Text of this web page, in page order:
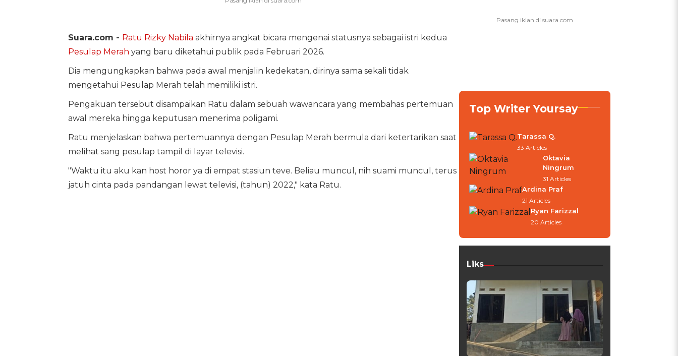
Suara.com - Ratu Rizky Nabila akhirnya angkat bicara mengenai statusnya sebagai istri kedua
Pesulap Merah yang baru diketahui publik pada Februari 2026.
Dia mengungkapkan bahwa pada awal menjalin kedekatan, dirinya sama sekali tidak
mengetahui Pesulap Merah telah memiliki istri.
Pengakuan tersebut disampaikan Ratu dalam sebuah wawancara yang membahas pertemuan
awal mereka hingga keputusan menerima poligami.
Ratu menjelaskan bahwa pertemuannya dengan Pesulap Merah bermula dari ketertarikan saat
melihat sang pesulap tampil di layar televisi.
"Waktu itu aku kan host horor ya di empat stasiun teve. Beliau muncul, nih suami muncul, terus
jatuh cinta pada pandangan lewat televisi, (tahun) 2022," kata Ratu.
Top Writer Yoursay
Tarassa Q.
33 Articles
Oktavia
Ningrum
31 Articles
Ardina Praf
21 Articles
Ryan Farizzal
20 Articles
Liks